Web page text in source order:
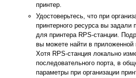
принтер.
Удостоверьтесь, что при
принтерного ресурса вы
для принтера RPS-станции.
вы можете найти в приложенной
Хотя RPS-станция локально
последовательного порта, в
параметры при организации